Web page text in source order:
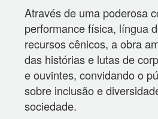
Através de uma poderosa
performance física, língua
recursos cênicos, a obra
das histórias e lutas de
e ouvintes, convidando o
sobre inclusão e
sociedade.